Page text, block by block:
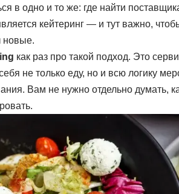
в одно и то же: где найти
кейтеринг — и тут важно,
новые.
как раз про такой подход. Это
не только еду, но и всю логику
Вам не нужно отдельно думать,